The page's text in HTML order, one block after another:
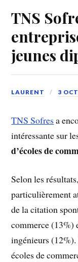
TNS
jeunes
LAURENT 3
TNS Sofres a
intéressante sur
d’écoles de
Selon les
particulièrement
de la citation
commerce (13%)
ingénieurs
écoles de